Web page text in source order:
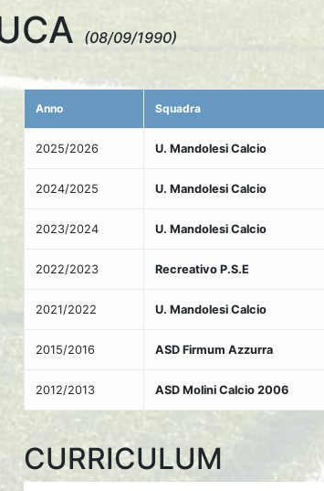
(08/09/1990)
Anno Squadra
2025/2026 U. Mandolesi Calcio
2024/2025 U. Mandolesi Calcio
2023/2024 U. Mandolesi Calcio
2022/2023 Recreativo P.S.E
2021/2022 U. Mandolesi Calcio
2015/2016 ASD Firmum Azzurra
2012/2013 ASD Molini Calcio 2006
CURRICULUM